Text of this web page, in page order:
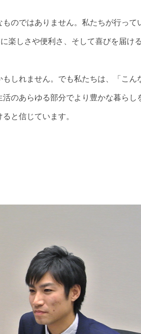
のではありません。私たちが行って
楽しさや便利さ、そして喜びを届け
しれません。でも私たちは、「こん
のあらゆる部分でより豊かな暮らし
と信じています。